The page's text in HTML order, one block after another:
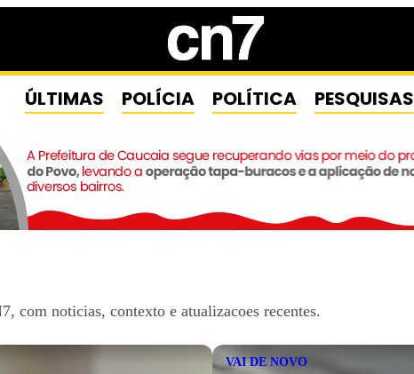
ÚLTIMAS POLÍCIA POLÍTICA PESQUISAS
com noticias, contexto e atualizacoes recentes.
VAI DE NOVO